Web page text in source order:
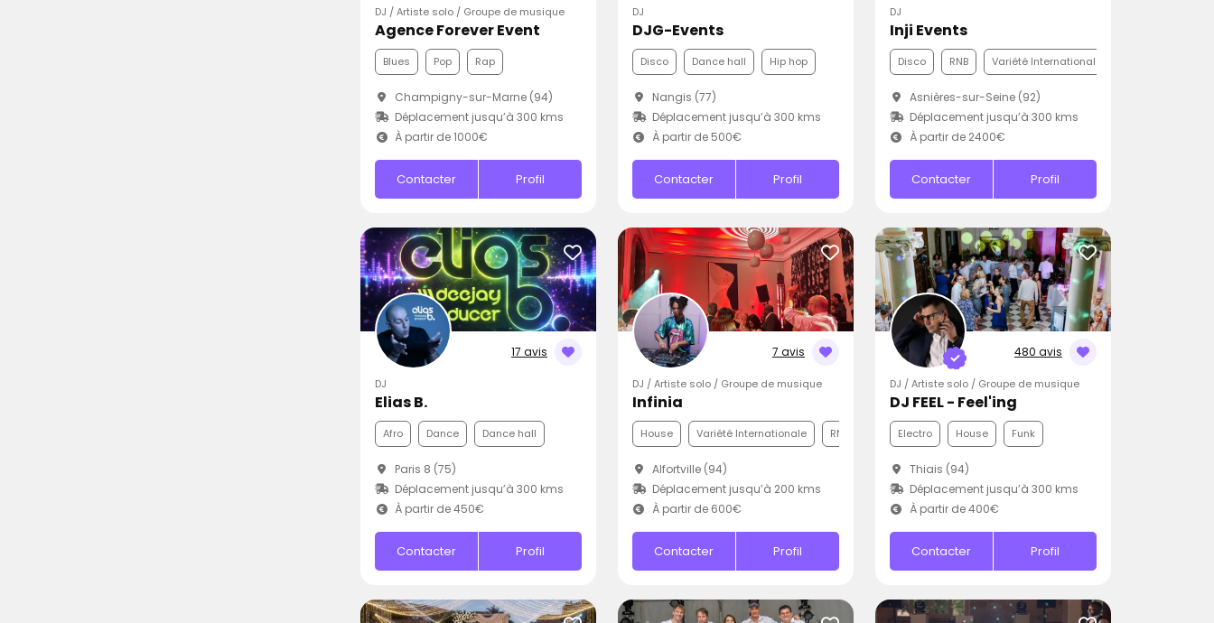
DJ / Artiste solo / Groupe de musique
Agence Forever Event
Blues Pop Rap
Champigny-sur-Marne (94)
Déplacement jusqu’à 300 kms
À partir de 1000€
Contacter Profil
DJ
DJG-Events
Disco Dance hall Hip hop
Nangis (77)
Déplacement jusqu’à 300 kms
À partir de 500€
Contacter Profil
DJ
Inji Events
Disco RNB Variété Internationale
Asnières-sur-Seine (92)
Déplacement jusqu’à 300 kms
À partir de 2400€
Contacter Profil
17 avis
DJ
Elias B.
Afro Dance Dance hall
Paris 8 (75)
Déplacement jusqu’à 300 kms
À partir de 450€
Contacter Profil
7 avis
DJ / Artiste solo / Groupe de musique
Infinia
House Variété Internationale RNB
Alfortville (94)
Déplacement jusqu’à 200 kms
À partir de 600€
Contacter Profil
480 avis
DJ / Artiste solo / Groupe de musique
DJ FEEL - Feel'ing
Electro House Funk
Thiais (94)
Déplacement jusqu’à 300 kms
À partir de 400€
Contacter Profil